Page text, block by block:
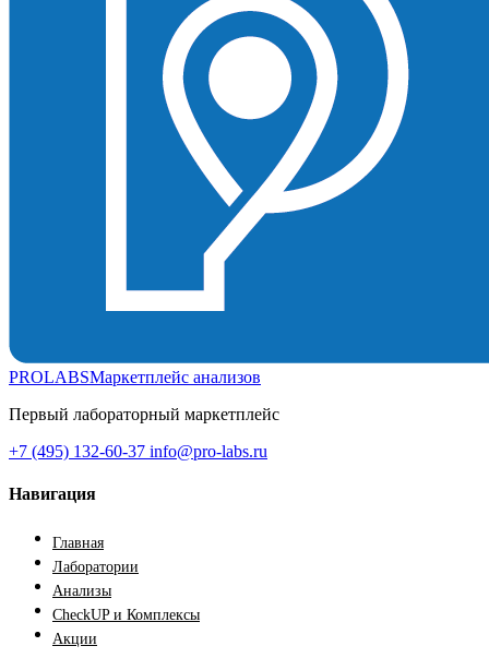
PROLABSМаркетплейс анализов
Первый лабораторный маркетплейс
+7 (495) 132-60-37 info@pro-labs.ru
Навигация
Главная
Лаборатории
Анализы
CheckUP и Комплексы
Акции